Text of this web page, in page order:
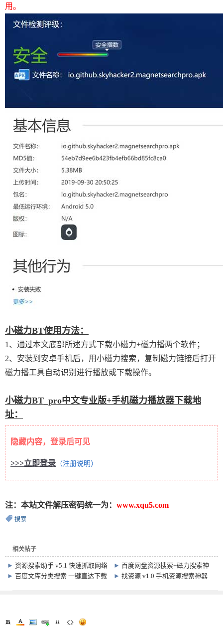
用。
小磁力BT使用方法：
1、通过本文底部所述方式下载小磁力+磁力播两个软件；
2、安装到安卓手机后，用小磁力搜索，复制磁力链接后打开
磁力播工具自动识别进行播放或下载操作。
小磁力BT_pro中文专业版+手机磁力播放器下载地
址：
隐藏内容，登录后可见
>>>立即登录 （注册说明）
注：本站文件解压密码统一为： www.xqu5.com
搜索
相关帖子
►资源搜索助手 v5.1 快速抓取网络
视频文件
►百度网盘资源搜索+磁力搜索神
器，内附极速下载软件
►百度文库分类搜索 一键直达下载
►找资源 v1.0 手机资源搜索神器